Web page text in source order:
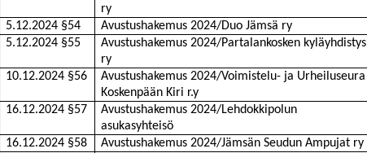
ry
5.12.2024 §54
Avustushakemus 2024/Duo Jämsä ry
5.12.2024 §55
Avustushakemus 2024/Partalankosken kyläyhdistys
ry
10.12.2024 §56
Avustushakemus 2024/Voimistelu- ja Urheiluseura
Koskenpään Kiri r.y
16.12.2024 §57
Avustushakemus 2024/Lehdokkipolun
asukasyhteisö
16.12.2024 §58
Avustushakemus 2024/Jämsän Seudun Ampujat ry